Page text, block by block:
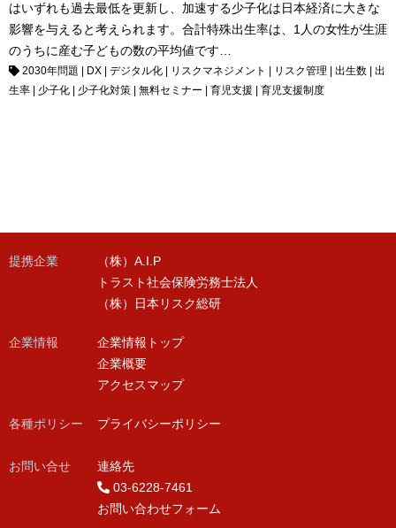
はいずれも過去最低を更新し、加速する少子化は日本経済に大きな
影響を与えると考えられます。合計特殊出生率は、1人の女性が生涯
のうちに産む子どもの数の平均値です…
2030年問題 DX デジタル化 リスクマネジメント リスク管理 出生数
出
生率
少子化 少子化対策 無料セミナー 育児支援 育児支援制度
提携企業
（株）A.I.P
トラスト社会保険労務士法人
（株）日本リスク総研
企業情報
企業情報トップ
企業概要
アクセスマップ
各種ポリシー
お問い合せ
プライバシーポリシー
連絡先
03-6228-7461
お問い合わせフォーム